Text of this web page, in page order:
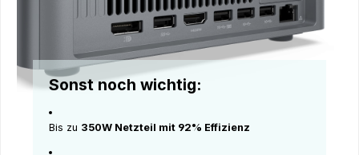
Sonst noch wichtig:
Bis zu 350W Netzteil mit 92% Effizienz